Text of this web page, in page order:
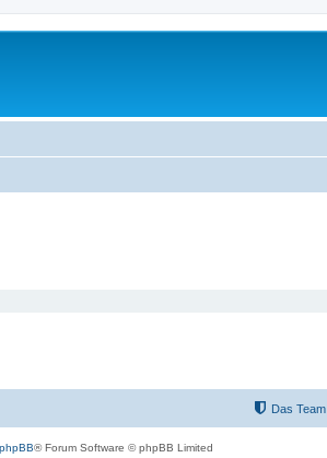
Das Team
phpBB® Forum Software © phpBB Limited